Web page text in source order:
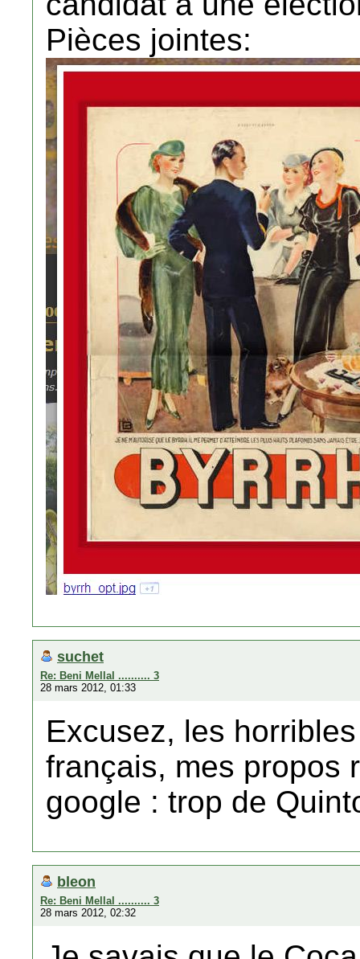
Pièces jointes:
suchet
Re: Beni Mellal .......... 3
28 mars 2012, 01:33
Excusez, les
français, mes propos
google : trop de
bleon
Re: Beni Mellal .......... 3
28 mars 2012, 02:32